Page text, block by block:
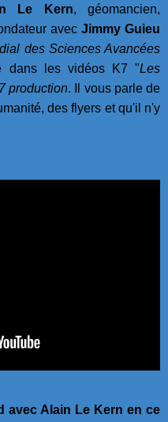
Le Kern, géomancien,
avec Jimmy Guieu
des Sciences Avancées
dans les vidéos K7 "Les
production. Il vous parle de
des flyers et qu'il n'y
avec Alain Le Kern en ce